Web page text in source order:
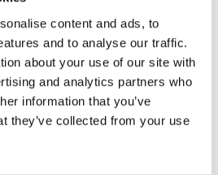
content and ads, to
and to analyse our traffic.
about your use of our site with
and analytics partners who
information that you’ve
they’ve collected from your use
de tekniske detaljer, kan du
AV og teknik her.
gennem hele projektet
organisation bagefter
succes